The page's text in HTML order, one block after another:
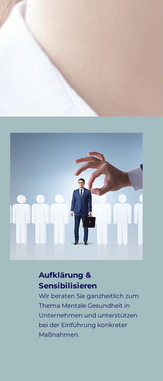
Aufklärung &
Sensibilisieren
Wir beraten Sie ganzheitlich zum
Thema Mentale Gesundheit in
Unternehmen und unterstützen
bei der Einführung konkreter
Maßnahmen.